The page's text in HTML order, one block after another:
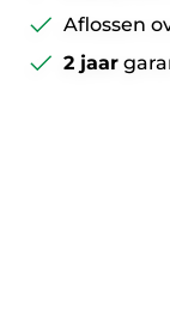
Aflossen
2 jaar